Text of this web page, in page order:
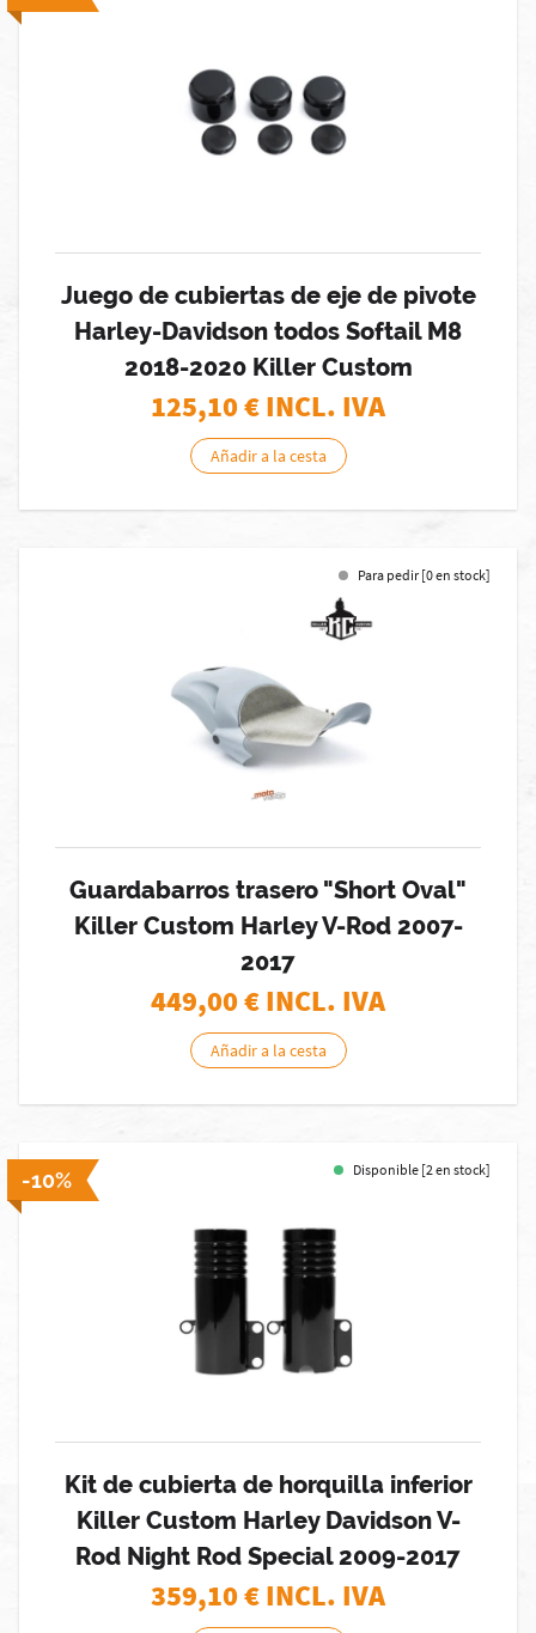
Juego de cubiertas de eje de pivote
Harley-Davidson todos Softail M8
2018-2020 Killer Custom
125,10€ INCL. IVA
Añadir a la cesta
Para pedir [0 en stock]
Guardabarros trasero "Short Oval"
Killer Custom Harley V-Rod 2007-
2017
449,00€ INCL. IVA
Añadir a la cesta
-10% Disponible [2 en stock]
Kit de cubierta de horquilla inferior
Killer Custom Harley Davidson V-
Rod Night Rod Special 2009-2017
359,10€ INCL. IVA